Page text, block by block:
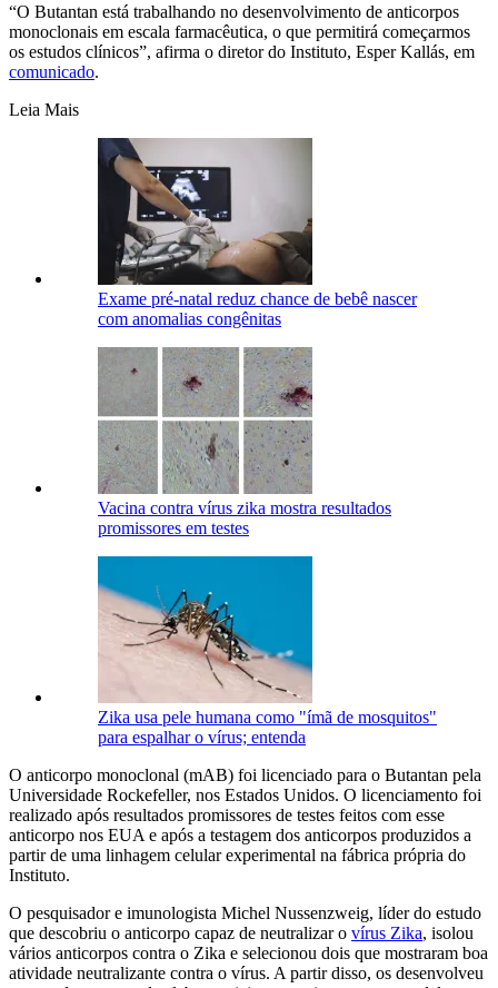
“O Butantan está trabalhando no desenvolvimento de anticorpos
monoclonais em escala farmacêutica, o que permitirá começarmos
os estudos clínicos”, afirma o diretor do Instituto, Esper Kallás, em
comunicado.
Leia Mais
Exame pré-natal reduz chance de bebê nascer
com anomalias congênitas
Vacina contra vírus zika mostra resultados
promissores em testes
Zika usa pele humana como "ímã de mosquitos"
para espalhar o vírus; entenda
O anticorpo monoclonal (mAB) foi licenciado para o Butantan pela
Universidade Rockefeller, nos Estados Unidos. O licenciamento foi
realizado após resultados promissores de testes feitos com esse
anticorpo nos EUA e após a testagem dos anticorpos produzidos a
partir de uma linhagem celular experimental na fábrica própria do
Instituto.
O pesquisador e imunologista Michel Nussenzweig, líder do estudo
que descobriu o anticorpo capaz de neutralizar o vírus Zika, isolou
vários anticorpos contra o Zika e selecionou dois que mostraram boa
atividade neutralizante contra o vírus. A partir disso, os desenvolveu